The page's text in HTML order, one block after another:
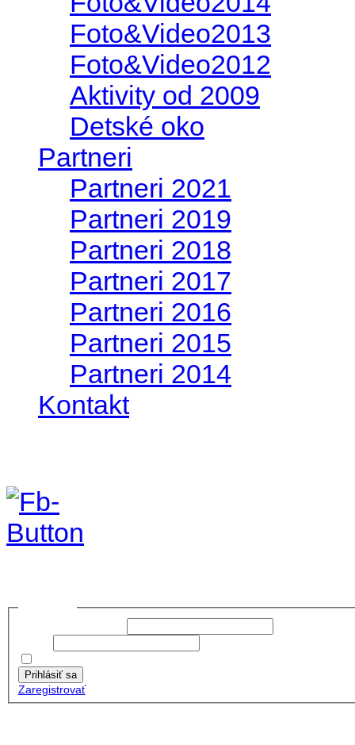
Foto&Video2013
Foto&Video2012
Aktivity od 2009
Detské oko
Partneri
Partneri 2021
Partneri 2019
Partneri 2018
Partneri 2017
Partneri 2016
Partneri 2015
Partneri 2014
Kontakt
Prihlásiť sa
Zaregistrovať